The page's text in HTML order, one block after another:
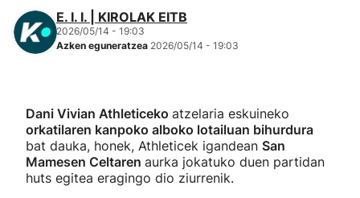
E. I. I. | KIROLAK EITB
2026/05/14 - 19:03
Azken eguneratzea 2026/05/14 - 19:03
Dani Vivian Athleticeko atzelaria eskuineko
orkatilaren kanpoko alboko lotailuan bihurdura
bat dauka, honek, Athleticek igandean San
Mamesen Celtaren aurka jokatuko duen partidan
huts egitea eragingo dio ziurrenik.